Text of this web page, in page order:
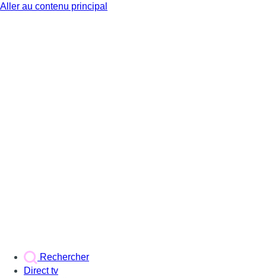
Aller au contenu principal
Rechercher
Direct tv